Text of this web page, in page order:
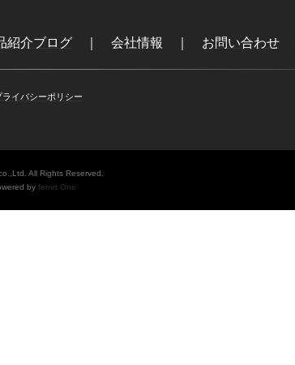
紹介ブログ 会社情報 お問い合わせ
ライバシーポリシー
All Rights Reserved.
by ferret One